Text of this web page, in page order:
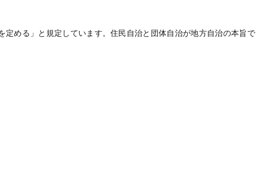
める」と規定しています。住民自治と団体自治が地方自治の本旨で